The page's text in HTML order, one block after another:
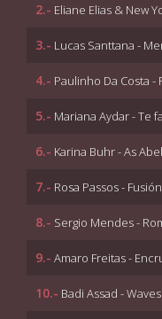
2.- Eliane Elias & New
3.- Lucas Santtana -
4.- Paulinho Da Costa -
5.- Mariana Aydar - Te
6.- Karina Buhr - As
7.- Rosa Passos - Fusión
8.- Sergio Mendes -
9.- Amaro Freitas -
10.- Badi Assad - Waves